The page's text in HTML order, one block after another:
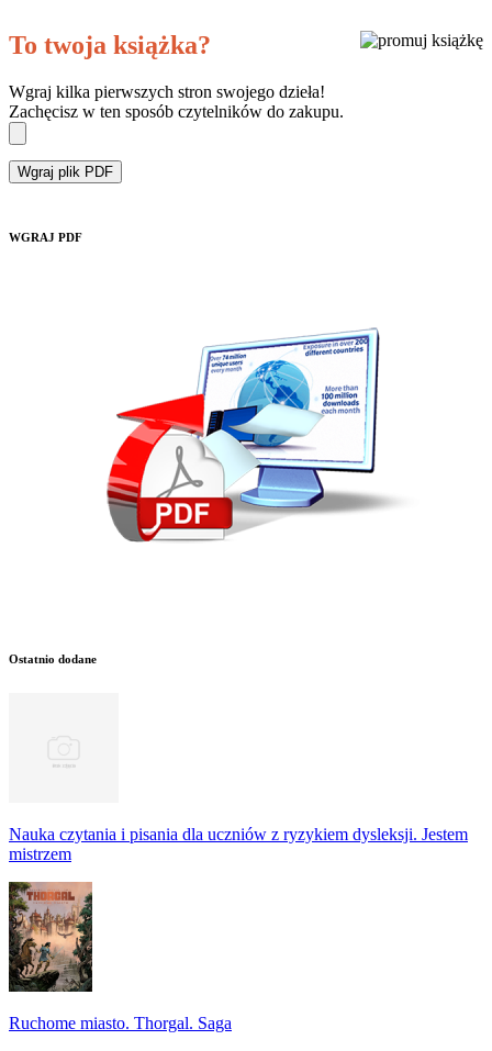
To twoja książka?
Wgraj kilka pierwszych stron swojego dzieła!
Zachęcisz w ten sposób czytelników do zakupu.
Wgraj plik PDF
WGRAJ PDF
Ostatnio dodane
Nauka czytania i pisania dla uczniów z ryzykiem dysleksji. Jestem
mistrzem
Ruchome miasto. Thorgal. Saga